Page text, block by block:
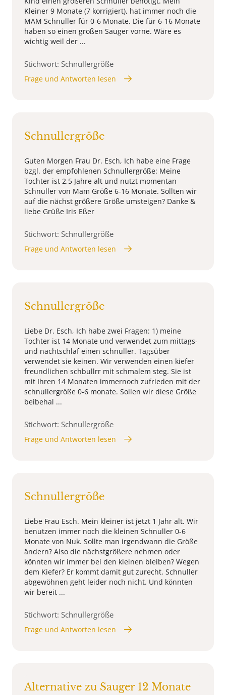
Kleiner 9 Monate (7 korrigiert), hat immer noch die
MAM Schnuller für 0-6 Monate. Die für 6-16 Monate
haben so einen großen Sauger vorne. Wäre es
wichtig weil der ...
Stichwort: Schnullergröße
Frage und Antworten lesen
Schnullergröße
Guten Morgen Frau Dr. Esch, Ich habe eine Frage
bzgl. der empfohlenen Schnullergröße: Meine
Tochter ist 2,5 Jahre alt und nutzt momentan
Schnuller von Mam Größe 6-16 Monate. Sollten wir
auf die nächst größere Größe umsteigen? Danke &
liebe Grüße Iris Eßer
Stichwort: Schnullergröße
Frage und Antworten lesen
Schnullergröße
Liebe Dr. Esch, Ich habe zwei Fragen: 1) meine
Tochter ist 14 Monate und verwendet zum mittags-
und nachtschlaf einen schnuller. Tagsüber
verwendet sie keinen. Wir verwenden einen kiefer
freundlichen schbullrr mit schmalem steg. Sie ist
mit Ihren 14 Monaten immernoch zufrieden mit der
schnullergröße 0-6 monate. Sollen wir diese Größe
beibehal ...
Stichwort: Schnullergröße
Frage und Antworten lesen
Schnullergröße
Liebe Frau Esch. Mein kleiner ist jetzt 1 Jahr alt. Wir
benutzen immer noch die kleinen Schnuller 0-6
Monate von Nuk. Sollte man irgendwann die Größe
ändern? Also die nächstgrößere nehmen oder
könnten wir immer bei den kleinen bleiben? Wegen
dem Kiefer? Er kommt damit gut zurecht. Schnuller
abgewöhnen geht leider noch nicht. Und könnten
wir bereit ...
Stichwort: Schnullergröße
Frage und Antworten lesen
Alternative zu Sauger 12 Monate